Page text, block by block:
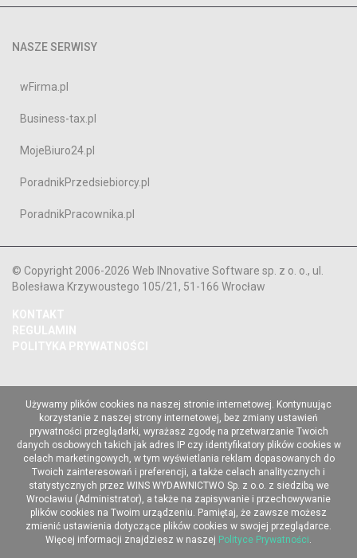
NASZE SERWISY
wFirma.pl
Business-tax.pl
MojeBiuro24.pl
PoradnikPrzedsiebiorcy.pl
PoradnikPracownika.pl
© Copyright 2006-2026 Web INnovative Software sp. z o. o., ul.
Bolesława Krzywoustego 105/21, 51-166 Wrocław
KONTAKT
REGULAMIN
POLITYKA PRYWATNOŚCI
Używamy plików cookies na naszej stronie internetowej. Kontynuując
korzystanie z naszej strony internetowej, bez zmiany ustawień
prywatności przeglądarki, wyrażasz zgodę na przetwarzanie Twoich
danych osobowych takich jak adres IP czy identyfikatory plików cookies w
celach marketingowych, w tym wyświetlania reklam dopasowanych do
Twoich zainteresowań i preferencji, a także celach analitycznych i
statystycznych przez WINS WYDAWNICTWO Sp. z o.o. z siedzibą we
Wrocławiu (Administrator), a także na zapisywanie i przechowywanie
plików cookies na Twoim urządzeniu. Pamiętaj, że zawsze możesz
zmienić ustawienia dotyczące plików cookies w swojej przeglądarce.
Więcej informacji znajdziesz w naszej Polityce Prywatności.